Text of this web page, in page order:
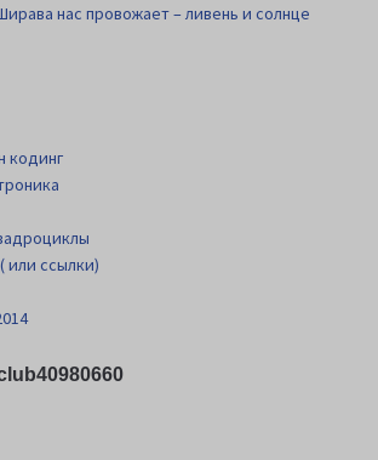
нас провожает – ливень и солнце
кодинг
или ссылки)